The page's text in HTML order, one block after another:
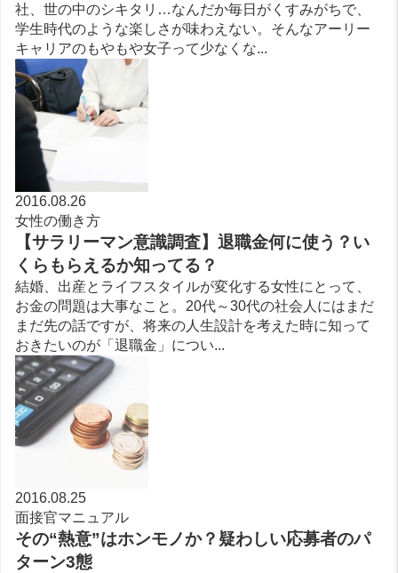
社、世の中のシキタリ…なんだか毎日がくすみがちで、
学生時代のような楽しさが味わえない。そんなアーリー
キャリアのもやもや女子って少なくな...
2016.08.26
女性の働き方
【サラリーマン意識調査】退職金何に使う？い
くらもらえるか知ってる？
結婚、出産とライフスタイルが変化する女性にとって、
お金の問題は大事なこと。20代～30代の社会人にはまだ
まだ先の話ですが、将来の人生設計を考えた時に知って
おきたいのが「退職金」につい...
2016.08.25
面接官マニュアル
その“熱意”はホンモノか？疑わしい応募者のパ
ターン3態